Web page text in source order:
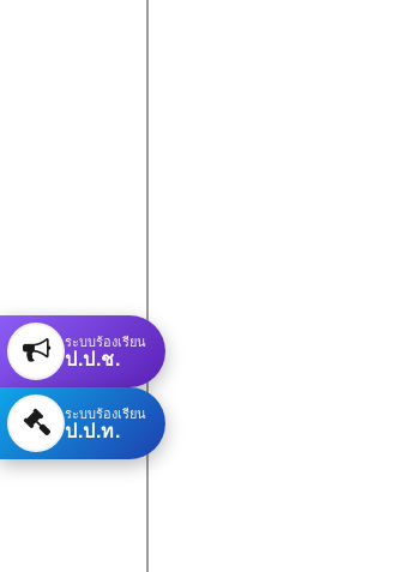
ระบบร้องเรียน
ป.ป.ช.
ระบบร้องเรียน
ป.ป.ท.